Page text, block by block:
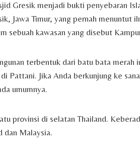
Gresik menjadi bukti penyebaran
Jawa Timur, yang pernah menuntut
sebuah kawasan yang disebut
terbentuk dari batu bata merah
Pattani. Jika Anda berkunjung ke
umumnya.
provinsi di selatan Thailand.
dan Malaysia.